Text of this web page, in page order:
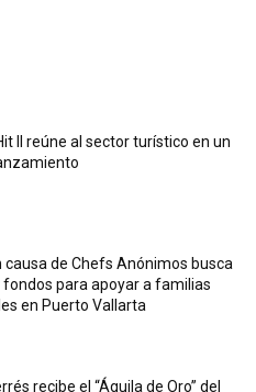
II reúne al sector turístico en un
causa de Chefs Anónimos busca
para apoyar a familias
en Puerto Vallarta
recibe el “Águila de Oro” del